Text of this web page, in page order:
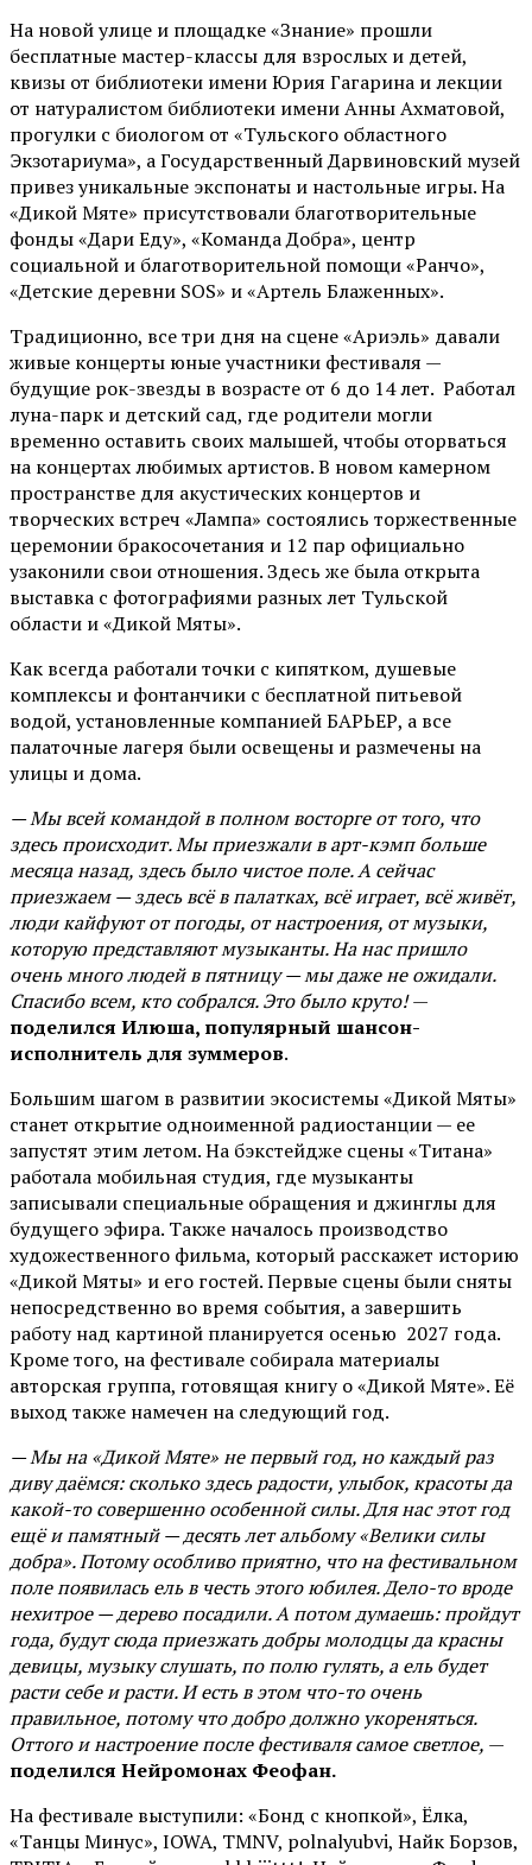
На новой улице и площадке «Знание» прошли
бесплатные мастер-классы для взрослых и детей,
квизы от библиотеки имени Юрия Гагарина и лекции
от натуралистом библиотеки имени Анны Ахматовой,
прогулки с биологом от «Тульского областного
Экзотариума», а Государственный Дарвиновский музей
привез уникальные экспонаты и настольные игры. На
«Дикой Мяте» присутствовали благотворительные
фонды «Дари Еду», «Команда Добра», центр
социальной и благотворительной помощи «Ранчо»,
«Детские деревни SOS» и «Артель Блаженных».
Традиционно, все три дня на сцене«Ариэль» давали
живые концерты юные участники фестиваля —
будущие рок-звезды в возрасте от 6 до 14 лет. Работал
луна-парк и детский сад, где родители могли
временно оставить своих малышей, чтобы оторваться
на концертах любимых артистов. В новом камерном
пространстве для акустических концертов и
творческих встреч «Лампа» состоялись торжественные
церемонии бракосочетания и 12 пар официально
узаконили свои отношения. Здесь же была открыта
выставка с фотографиями разных лет Тульской
области и «Дикой Мяты».
Как всегда работали точки с кипятком, душевые
комплексы и фонтанчики с бесплатной питьевой
водой, установленные компанией БАРЬЕР, а все
палаточные лагеря были освещены и размечены на
улицы и дома.
— Мы всей командой в полном восторге от того, что
здесь происходит. Мы приезжали в арт-кэмп больше
месяца назад, здесь было чистое поле. А сейчас
приезжаем — здесь всё в палатках, всё играет, всё живёт,
люди кайфуют от погоды, от настроения, от музыки,
которую представляют музыканты. На нас пришло
очень много людей в пятницу — мы даже не ожидали.
Спасибо всем, кто собрался. Это было круто!—
поделился Илюша, популярный шансон-
исполнитель для зуммеров.
Большим шагом в развитии экосистемы «Дикой Мяты»
станет открытие одноименной радиостанции — ее
запустят этим летом. На бэкстейдже сцены «Титана»
работала мобильная студия, где музыканты
записывали специальные обращения и джинглы для
будущего эфира. Также началось производство
художественного фильма, который расскажет историю
«Дикой Мяты» и его гостей. Первые сцены были сняты
непосредственно во время события, а завершить
работу над картиной планируется осенью 2027 года.
Кроме того, на фестивале собирала материалы
авторская группа, готовящая книгу о «Дикой Мяте». Её
выход также намечен на следующий год.
— Мы на «Дикой Мяте» не первый год, но каждый раз
диву даёмся: сколько здесь радости, улыбок, красоты да
какой-то совершенно особенной силы. Для нас этот год
ещё и памятный — десять лет альбому «Велики силы
добра». Потому особливо приятно, что на фестивальном
поле появилась ель в честь этого юбилея. Дело-то вроде
нехитрое — дерево посадили. А потом думаешь: пройдут
года, будут сюда приезжать добры молодцы да красны
девицы, музыку слушать, по полю гулять, а ель будет
расти себе и расти. И есть в этом что-то очень
правильное, потому что добро должно укореняться.
Оттого и настроение после фестиваля самое светлое, —
поделился Нейромонах Феофан.
На фестивале выступили: «Бонд с кнопкой», Ёлка,
«Танцы Минус», IOWA, TMNV, polnalyubvi, Найк Борзов,